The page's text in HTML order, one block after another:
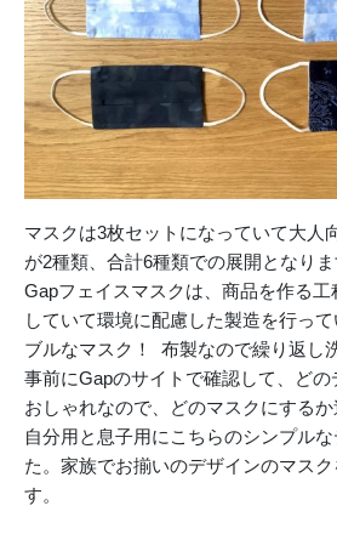
マスクは3枚セットになっていて大人
が2種類、合計6種類での展開となりま
Gapフェイスマスクは、商品を作る
していて環境に配慮した製造を行っ
ブルなマスク！ 布製なので繰り返し
事前にGapのサイトで確認して、ど
おしゃれなので、どのマスクにするか
自分用と息子用にこちらのシンプル
た。家族でお揃いのデザインのマス
す。